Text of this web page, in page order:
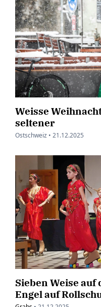
Weisse
seltener
Ostschweiz • 21.12.2025
Sieben Weise auf
Engel auf